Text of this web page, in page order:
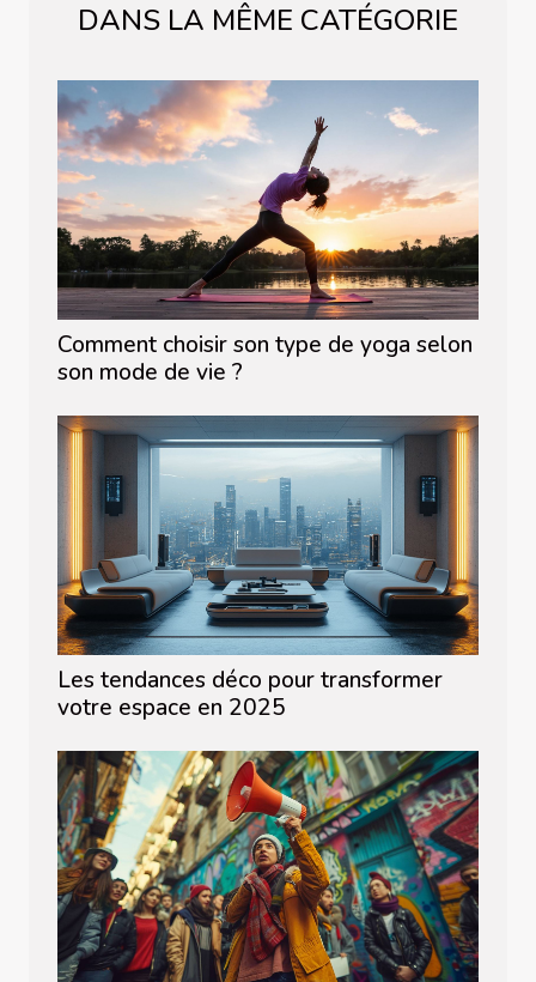
DANS LA MÊME CATÉGORIE
Comment choisir son type de yoga selon
son mode de vie ?
Les tendances déco pour transformer
votre espace en 2025